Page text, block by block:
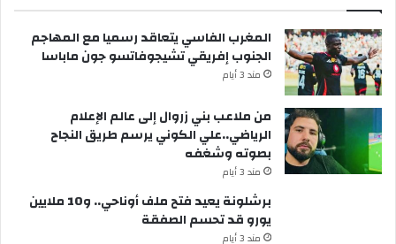
المغرب الفاسي يتعاقد رسميا مع المهاجم
الجنوب إفريقي تشيجوفاتسو جون ماباسا
مند 3 أيام
من ملاعب بني زروال إلى عالم الإعلام
الرياضي..علي الكوني يرسم طريق النجاح
بصوته وشغفه
مند 3 أيام
برشلونة يعيد فتح ملف أوناحي.. و10 ملايين
يورو قد تحسم الصفقة
مند 3 أيام